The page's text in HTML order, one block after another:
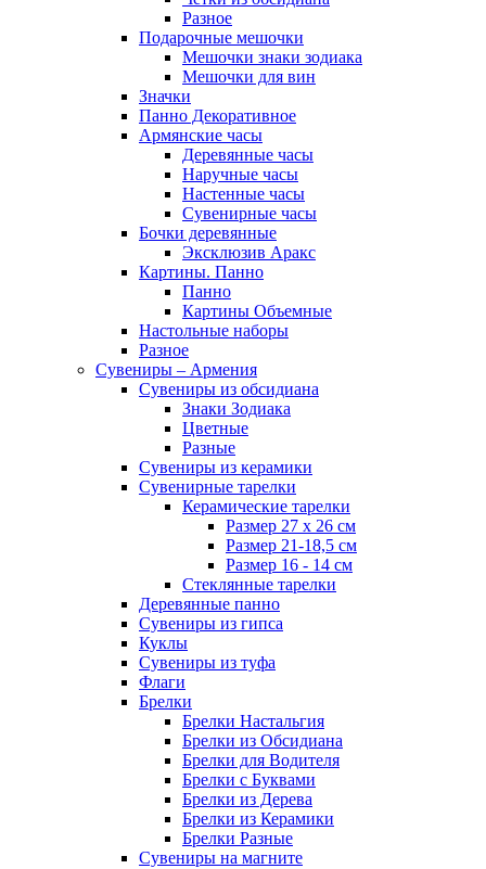
Разное
Подарочные мешочки
Мешочки знаки зодиака
Мешочки для вин
Значки
Панно Декоративное
Армянские часы
Деревянные часы
Наручные часы
Настенные часы
Сувенирные часы
Бочки деревянные
Эксклюзив Аракс
Картины. Панно
Панно
Картины Объемные
Настольные наборы
Разное
Сувениры – Армения
Сувениры из обсидиана
Знаки Зодиака
Цветные
Разные
Сувениры из керамики
Сувенирные тарелки
Керамические тарелки
Размер 27 х 26 см
Размер 21-18,5 см
Размер 16 - 14 см
Стеклянные тарелки
Деревянные панно
Сувениры из гипса
Куклы
Сувениры из туфа
Флаги
Брелки
Брелки Настальгия
Брелки из Обсидиана
Брелки для Водителя
Брелки с Буквами
Брелки из Дерева
Брелки из Керамики
Брелки Разные
Сувениры на магните